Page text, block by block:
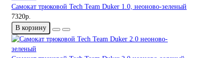
Самокат трюковой Tech Team Duker 1.0, неоново-зеленый
7320р.
В корзину